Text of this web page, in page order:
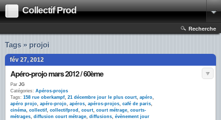
Collectif Prod
Recherche
Tags » projoi
fév 27, 2012
Apéro-projo mars 2012 / 60ème
Par JG
Catégories: Apéros-projos
Tags: 158 rue oberkampf, 21 décembre jour le plus court, apéro,
apéro projo, apéro-projo, apéros, apéros-projos, café de paris,
cinéma, collectif, collectifprod , court, court métrage, courts-
métrages, diffusion court métrage, diffusions, évènement jour